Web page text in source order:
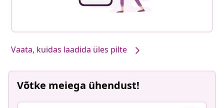
Vaata, kuidas laadida üles pilte
Võtke meiega ühendust!